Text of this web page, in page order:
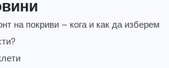
на покриви – кога и как да изберем